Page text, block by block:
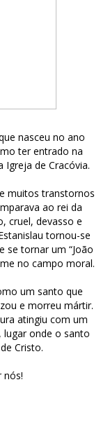
nasceu no ano
ter entrado na
Igreja de Cracóvia.
muitos transtornos
ao rei da
cruel, devasso e
tornou-se
se tornar um “João
no campo moral.
um santo que
e morreu mártir.
atingiu com um
lugar onde o santo
Cristo.
nós!